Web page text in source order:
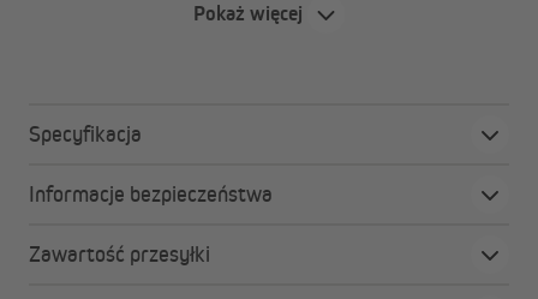
Pokaż więcej
Specyfikacja
Informacje bezpieczeństwa
Zawartość przesyłki